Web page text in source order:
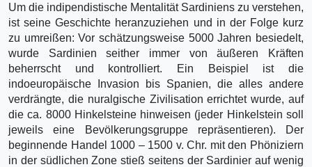
Um die indipendistische Mentalität Sardiniens zu verstehen,
ist seine Geschichte heranzuziehen und in der Folge kurz
zu umreißen: Vor schätzungsweise 5000 Jahren besiedelt,
wurde Sardinien seither immer von äußeren Kräften
beherrscht und kontrolliert. Ein Beispiel ist die
indoeuropäische Invasion bis Spanien, die alles andere
verdrängte, die nuralgische Zivilisation errichtet wurde, auf
die ca. 8000 Hinkelsteine hinweisen (jeder Hinkelstein soll
jeweils eine Bevölkerungsgruppe repräsentieren). Der
beginnende Handel 1000 – 1500 v. Chr. mit den Phöniziern
in der südlichen Zone stieß seitens der Sardinier auf wenig